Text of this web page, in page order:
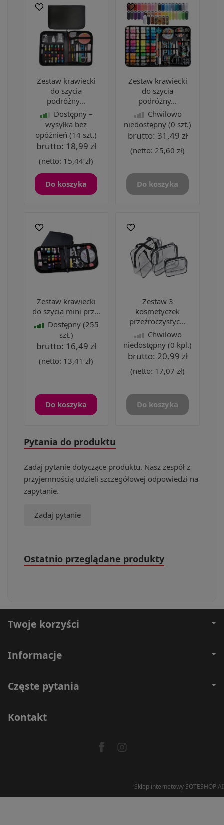
Zestaw krawiecki
do szycia
podróżny...
Dostępny –
wysyłka bez
opóźnień (14 szt.)
brutto: 18,99 zł
(netto: 15,44 zł)
Do koszyka
Zestaw krawiecki
do szycia
podróżny...
Chwilowo
niedostępny (0 szt.)
brutto: 31,49 zł
(netto: 25,60 zł)
Do koszyka
Zestaw krawiecki
do szycia mini prz...
Dostępny (255
szt.)
brutto: 16,49 zł
(netto: 13,41 zł)
Do koszyka
Zestaw 3
kosmetyczek
przeźroczystyc...
Chwilowo
niedostępny (0 kpl.)
brutto: 20,99 zł
(netto: 17,07 zł)
Do koszyka
Pytania do produktu
Zadaj pytanie dotyczące produktu. Nasz zespół z
przyjemnością udzieli szczegółowej odpowiedzi na
zapytanie.
Zadaj pytanie
Ostatnio przeglądane produkty
Twoje korzyści
Informacje
Częste pytania
Kontakt
Sklep internetowy SOTESHOP AI